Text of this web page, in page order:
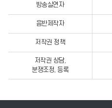
방송실연자
음반제작자
저작권 정책
저작권 상담,
분쟁조정, 등록